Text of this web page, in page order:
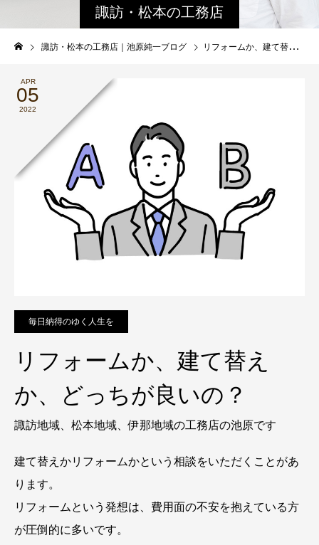
諏訪・松本の工務店
の社長ブログ｜家族
諏訪・松本の工務店｜池原純一ブログ リフォームか、建て替えか、どっちが良いの？
APR
05
2022
毎日納得のゆく人生を
リフォームか、建て替え
か、どっちが良いの？
諏訪地域、松本地域、伊那地域の工務店の池原です
建て替えかリフォームかという相談をいただくことがあ
ります。
リフォームという発想は、費用面の不安を抱えている方
が圧倒的に多いです。